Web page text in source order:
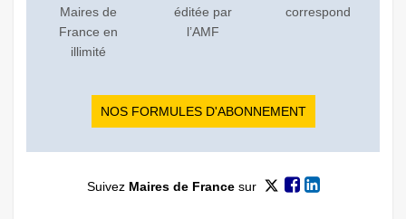
Maires de
France en
illimité
éditée par
l’AMF
correspond
NOS FORMULES D'ABONNEMENT
Suivez Maires de Francesur